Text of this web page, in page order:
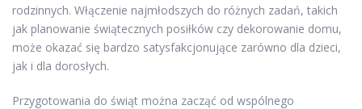
rodzinnych. Włączenie najmłodszych do różnych zadań, takich
jak planowanie świątecznych posiłków czy dekorowanie domu,
może okazać się bardzo satysfakcjonujące zarówno dla dzieci,
jak i dla dorosłych.
Przygotowania do świąt można zacząć od wspólnego